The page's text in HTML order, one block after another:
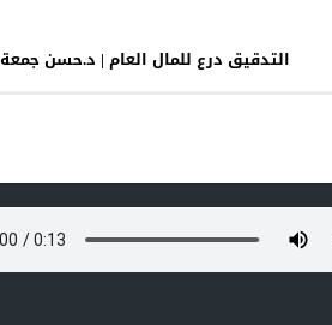
التدقيق درع للمال العام | د.حسن جمعة